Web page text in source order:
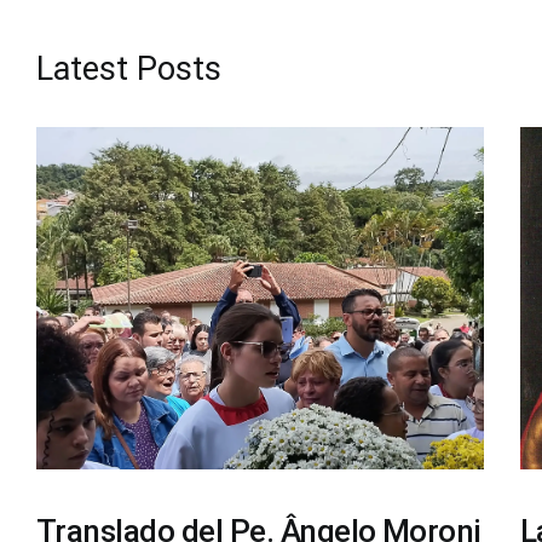
Latest Posts
Translado del Pe. Ângelo Moroni